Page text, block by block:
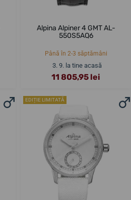
Alpina Alpiner 4 GMT AL-
550S5AQ6
Până în 2-3 săptămâni
3. 9. la tine acasă
11 805,95 lei
EDIȚIE LIMITATĂ